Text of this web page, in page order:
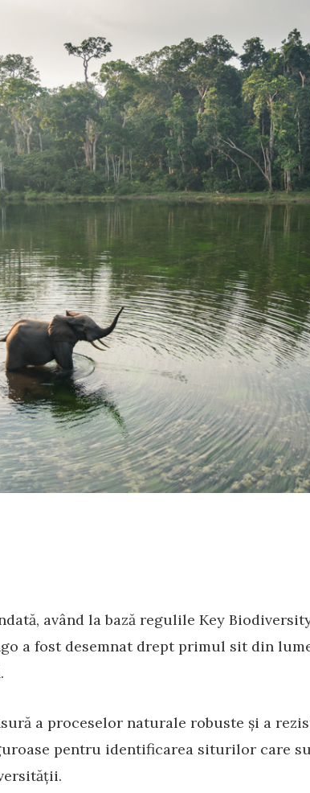
având la bază regulile Key
a fost desemnat drept primul sit din
a proceselor naturale robuste și a
pentru identificarea siturilor care